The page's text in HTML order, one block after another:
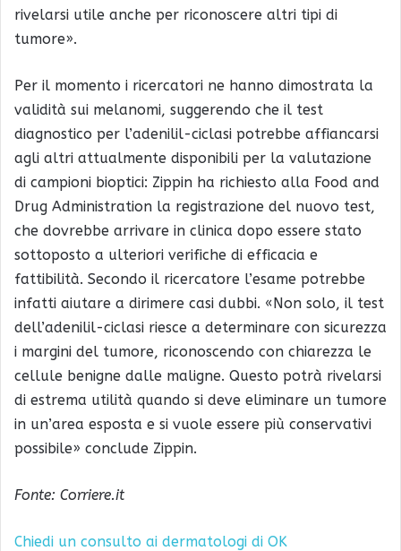
rivelarsi utile anche per riconoscere altri tipi di
tumore».
Per il momento i ricercatori ne hanno dimostrata la
validità sui melanomi, suggerendo che il test
diagnostico per l’adenilil-ciclasi potrebbe affiancarsi
agli altri attualmente disponibili per la valutazione
di campioni bioptici: Zippin ha richiesto alla Food and
Drug Administration la registrazione del nuovo test,
che dovrebbe arrivare in clinica dopo essere stato
sottoposto a ulteriori verifiche di efficacia e
fattibilità. Secondo il ricercatore l’esame potrebbe
infatti aiutare a dirimere casi dubbi. «Non solo, il test
dell’adenilil-ciclasi riesce a determinare con sicurezza
i margini del tumore, riconoscendo con chiarezza le
cellule benigne dalle maligne. Questo potrà rivelarsi
di estrema utilità quando si deve eliminare un tumore
in un’area esposta e si vuole essere più conservativi
possibile» conclude Zippin.
Fonte: Corriere.it
Chiedi un consulto ai dermatologi di OK